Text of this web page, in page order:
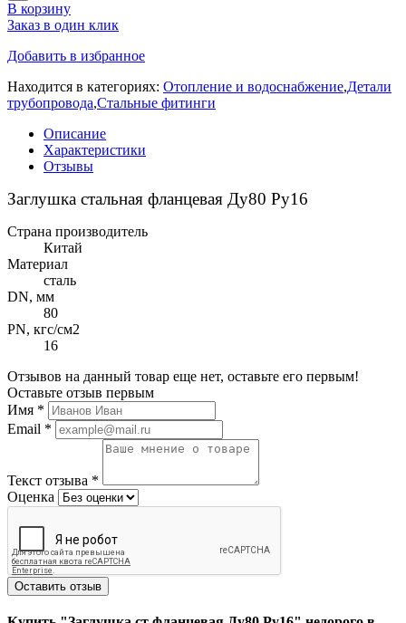
В корзину
Заказ в один клик
Добавить в избранное
Находится в категориях: Отопление и водоснабжение,Детали
трубопровода,Стальные фитинги
Описание
Характеристики
Отзывы
Заглушка стальная фланцевая Ду80 Ру16
Страна производитель
Китай
Материал
сталь
DN, мм
80
PN, кгс/см2
16
Отзывов на данный товар еще нет, оставьте его первым!
Оставьте отзыв первым
Имя *
Email *
Текст отзыва *
Оценка
Оставить отзыв